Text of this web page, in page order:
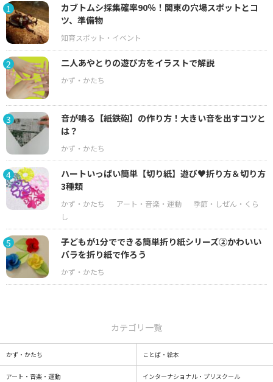
1
カブトムシ採集確率90％！関東の穴場スポットとコ
ツ、準備物
2 二人あやとりの遊び方をイラストで解説
3
音が鳴る【紙鉄砲】の作り方！大きい音を出すコツと
は？
4
ハートいっぱい簡単【切り紙】遊び♥折り方＆切り方
3種類
5
子どもが1分でできる簡単折り紙シリーズ②かわいい
バラを折り紙で作ろう
カテゴリ一覧
かず・かたち ことば・絵本
アート・音楽・運動 インターナショナル・プリスクール